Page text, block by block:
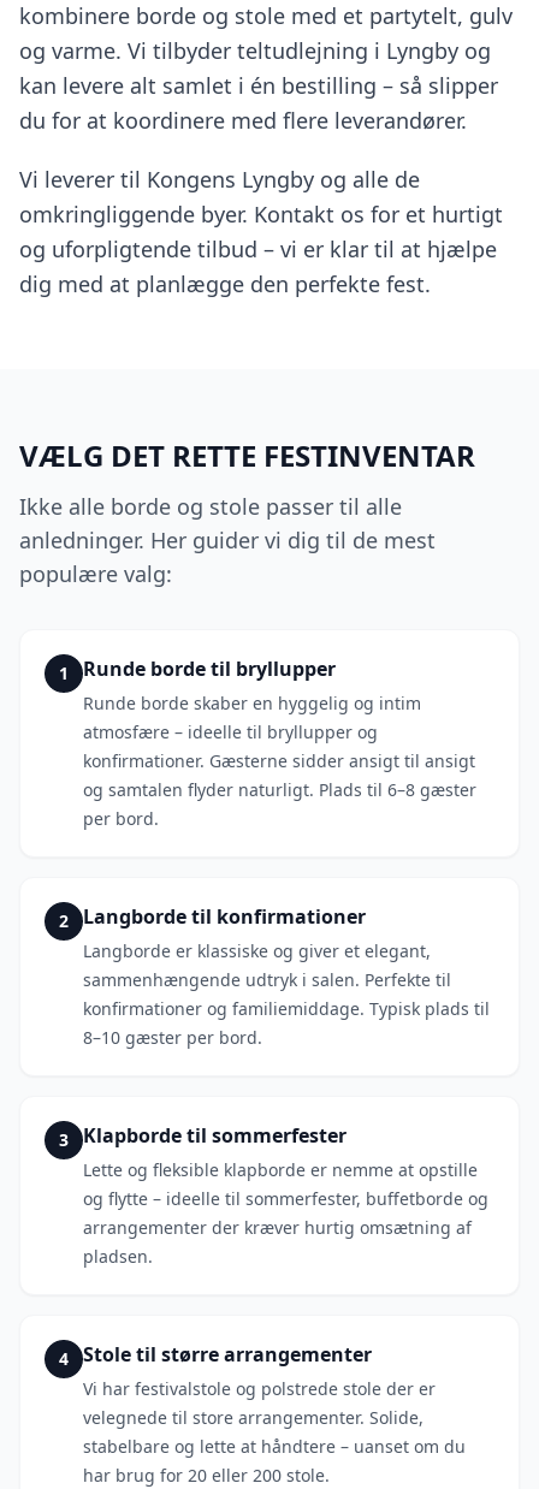
kombinere borde og stole med et partytelt, gulv
og varme. Vi tilbyder teltudlejning i Lyngby og
kan levere alt samlet i én bestilling – så slipper
du for at koordinere med flere leverandører.
Vi leverer til Kongens Lyngby og alle de
omkringliggende byer. Kontakt os for et hurtigt
og uforpligtende tilbud – vi er klar til at hjælpe
dig med at planlægge den perfekte fest.
VÆLG DET RETTE FESTINVENTAR
Ikke alle borde og stole passer til alle
anledninger. Her guider vi dig til de mest
populære valg:
1 Runde borde til bryllupper
Runde borde skaber en hyggelig og intim
atmosfære – ideelle til bryllupper og
konfirmationer. Gæsterne sidder ansigt til ansigt
og samtalen flyder naturligt. Plads til 6–8 gæster
per bord.
2 Langborde til konfirmationer
Langborde er klassiske og giver et elegant,
sammenhængende udtryk i salen. Perfekte til
konfirmationer og familiemiddage. Typisk plads til
8–10 gæster per bord.
3 Klapborde til sommerfester
Lette og fleksible klapborde er nemme at opstille
og flytte – ideelle til sommerfester, buffetborde og
arrangementer der kræver hurtig omsætning af
pladsen.
4 Stole til større arrangementer
Vi har festivalstole og polstrede stole der er
velegnede til store arrangementer. Solide,
stabelbare og lette at håndtere – uanset om du
har brug for 20 eller 200 stole.